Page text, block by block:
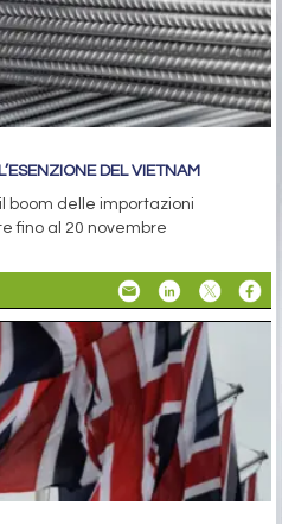
DEL VIETNAM
boom delle importazioni
fino al 20 novembre